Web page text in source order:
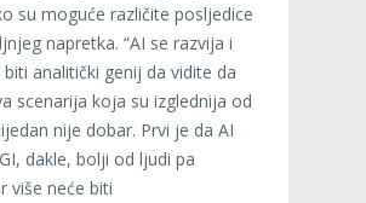
su moguće različite posljedice
napretka. “AI se razvija i
analitički genij da vidite da
scenarija koja su izglednija od
nije dobar. Prvi je da AI
dakle, bolji od ljudi pa
više neće biti